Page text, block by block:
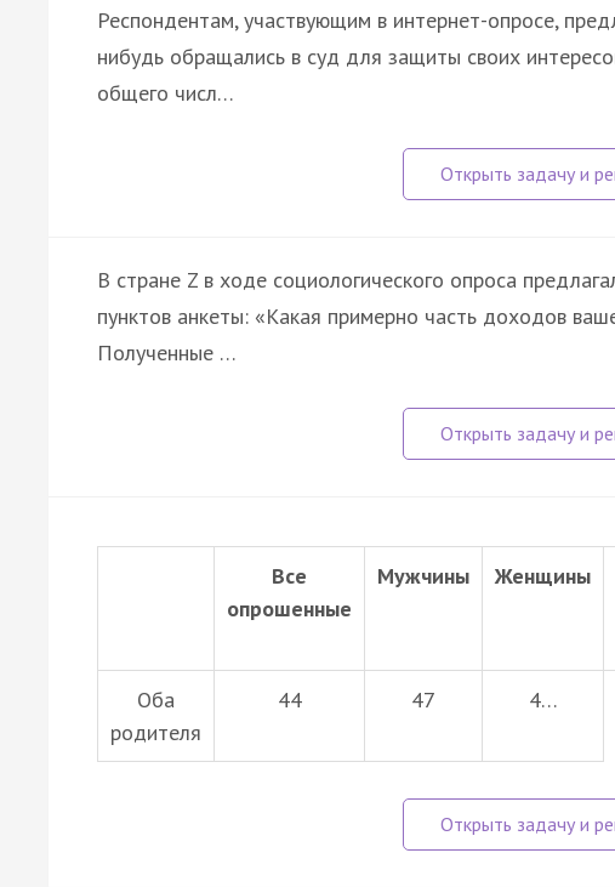
Респондентам, участвующим в интернет-опросе,
нибудь обращались в суд для защиты своих
общего числ…
В стране Z в ходе социологического опроса
пунктов анкеты: «Какая примерно часть доходов
Полученные …
Все
опрошенные
Мужчины Женщины
Оба
родителя
44 47 4…